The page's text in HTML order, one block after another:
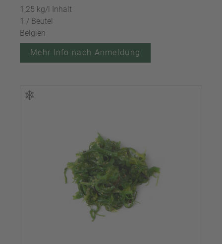
1,25 kg/l Inhalt
1 / Beutel
Belgien
Mehr Info nach Anmeldung